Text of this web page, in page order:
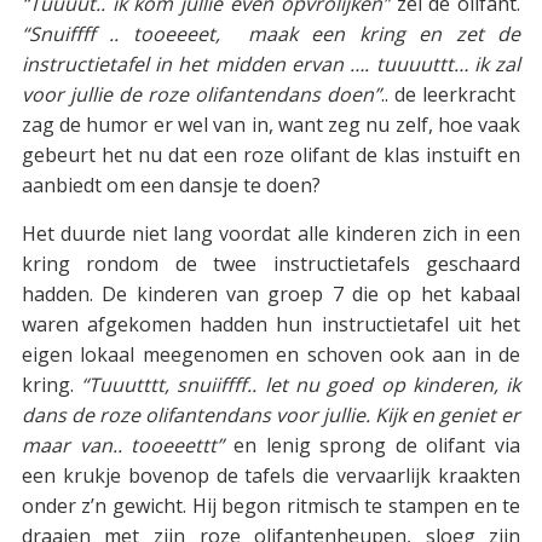
“Snuiffff .. tooeeeet, maak een kring en zet de
instructietafel in het midden ervan …. tuuuuttt… ik zal
voor jullie de roze olifantendans doen”.. de leerkracht
zag de humor er wel van in, want zeg nu zelf, hoe vaak
gebeurt het nu dat een roze olifant de klas instuift en
aanbiedt om een dansje te doen?
Het duurde niet lang voordat alle kinderen zich in een
kring rondom de twee instructietafels geschaard
hadden. De kinderen van groep 7 die op het kabaal
waren afgekomen hadden hun instructietafel uit het
eigen lokaal meegenomen en schoven ook aan in de
kring. “Tuuutttt, snuiiffff.. let nu goed op kinderen, ik
dans de roze olifantendans voor jullie. Kijk en geniet er
maar van.. tooeeettt”en lenig sprong de olifant via
een krukje bovenop de tafels die vervaarlijk kraakten
onder z’n gewicht. Hij begon ritmisch te stampen en te
draaien met zijn roze olifantenheupen, sloeg zijn